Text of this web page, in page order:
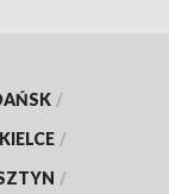
/
KIELCE /
/